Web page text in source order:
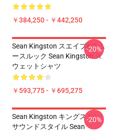
￥384,250 - ￥442,250
Sean Kingston スエイブ&スム
ースルック Sean Kingston ス
ウェットシャツ
￥593,775 - ￥695,275
-20%
Sean Kingston キングストン
サウンドスタイル Sean
-20%